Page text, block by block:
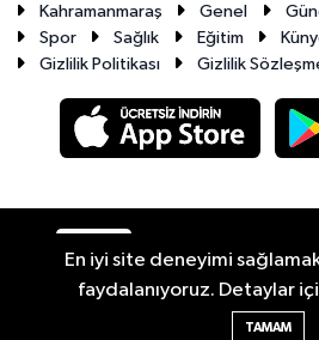
Kahramanmaraş Genel
Spor
Sağlık Eğitim
Gizlilik Politikası
Gizlilik
Haber Yazılımı:
En iyi site deneyimi
faydalanıyoruz. Detaylar
TAMAM